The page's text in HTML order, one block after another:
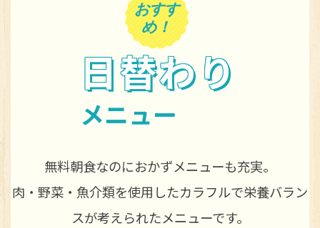
おすす
め！
日替わり
メニュー
無料朝食なのにおかずメニューも充実。
肉・野菜・魚介類を使用したカラフルで栄養バラン
スが考えられたメニューです。